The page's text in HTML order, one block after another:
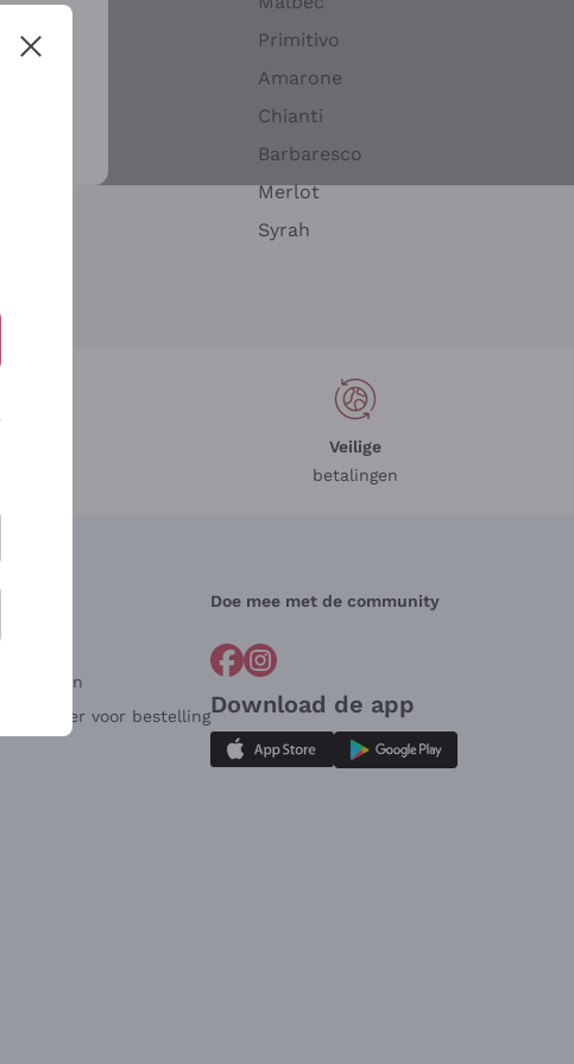
Primitivo
Amarone
Chianti
Barbaresco
Merlot
Syrah
Veilige
betalingen
voor bestelling
Doe mee met de community
Download de app